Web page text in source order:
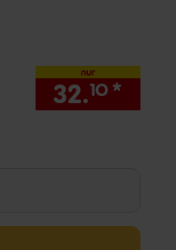
nur
32.10 *